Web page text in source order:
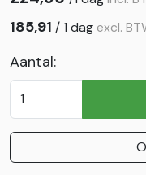
185,91 /1 dag excl.
Aantal: